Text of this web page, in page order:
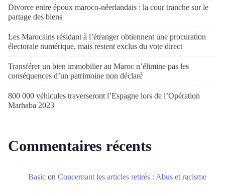
Divorce entre époux maroco-néerlandais : la cour tranche sur le
partage des biens
Les Marocains résidant à l’étranger obtiennent une procuration
électorale numérique, mais restent exclus du vote direct
Transférer un bien immobilier au Maroc n’élimine pas les
conséquences d’un patrimoine non déclaré
800 000 véhicules traverseront l’Espagne lors de l’Opération
Marhaba 2023
Commentaires récents
Basic on Concernant les articles retirés : Abus et racisme